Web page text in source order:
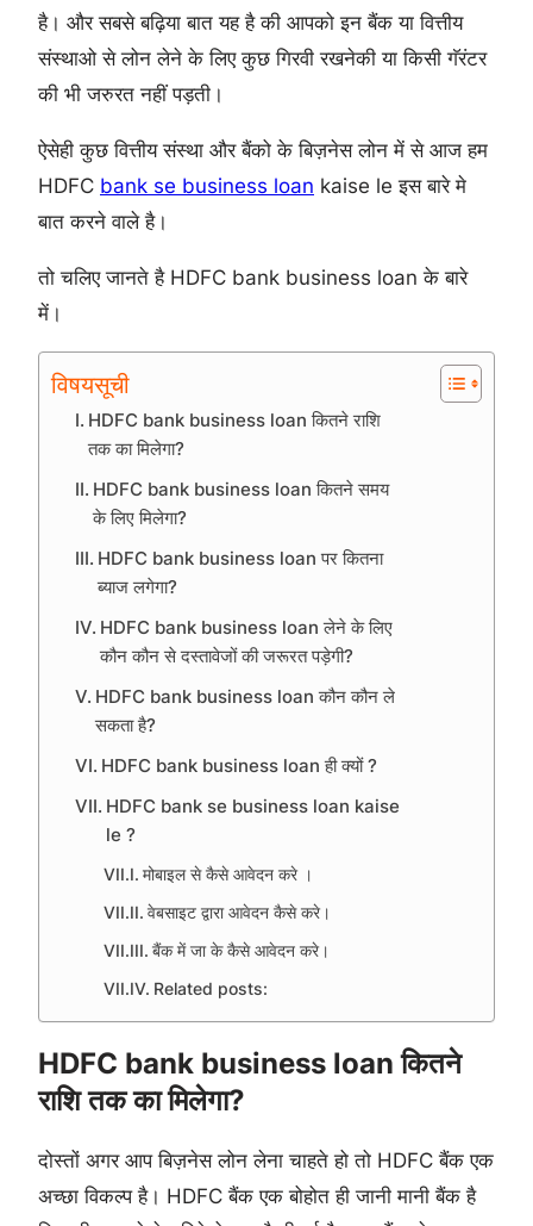
है। और सबसे बढ़िया बात यह है की आपको इन बैंक या वित्तीय
संस्थाओ से लोन लेने के लिए कुछ गिरवी रखनेकी या किसी गॅरंटर
की भी जरुरत नहीं पड़ती।
ऐसेही कुछ वित्तीय संस्था और बैंको के बिज़नेस लोन में से आज हम
HDFC bank se business loan kaise le इस बारे मे
बात करने वाले है।
तो चलिए जानते है HDFC bank business loan के बारे
में।
विषयसूची
HDFC bank business loan कितने राशि
तक का मिलेगा?
HDFC bank business loan कितने समय
के लिए मिलेगा?
HDFC bank business loan पर कितना
ब्याज लगेगा?
HDFC bank business loan लेने के लिए
कौन कौन से दस्तावेजों की जरूरत पड़ेगी?
HDFC bank business loan कौन कौन ले
सकता है?
HDFC bank business loan ही क्यों ?
HDFC bank se business loan kaise
le ?
मोबाइल से कैसे आवेदन करे ।
वेबसाइट द्वारा आवेदन कैसे करे।
बैंक में जा के कैसे आवेदन करे।
Related posts:
HDFC bank business loan कितने
राशि तक का मिलेगा?
दोस्तों अगर आप बिज़नेस लोन लेना चाहते हो तो HDFC बैंक एक
अच्छा विकल्प है। HDFC बैंक एक बोहोत ही जानी मानी बैंक है